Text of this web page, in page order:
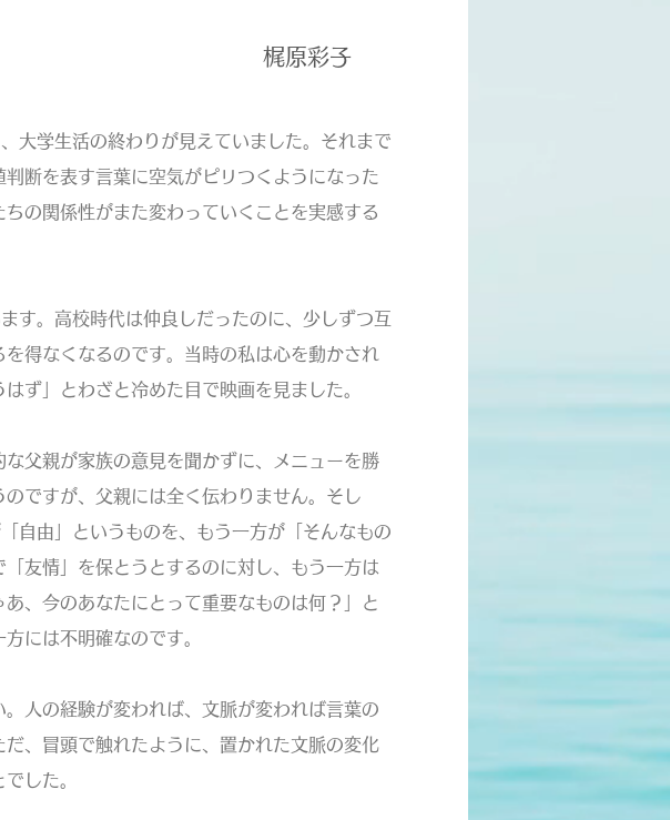
梶原彩子
大学生活の終わりが見えていました。それまで
断を表す言葉に空気がピリつくようになった
の関係性がまた変わっていくことを実感する
す。高校時代は仲良しだったのに、少しずつ互
得なくなるのです。当時の私は心を動かされ
ず」とわざと冷めた目で映画を見ました。
父親が家族の意見を聞かずに、メニューを勝
ですが、父親には全く伝わりません。そし
自由」というものを、もう一方が「そんなもの
友情」を保とうとするのに対し、もう一方は
、今のあなたにとって重要なものは何？」と
には不明確なのです。
人の経験が変われば、文脈が変われば言葉の
、冒頭で触れたように、置かれた文脈の変化
した。